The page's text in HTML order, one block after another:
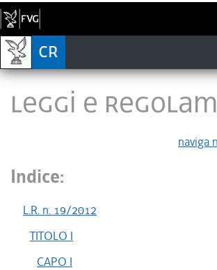
LEGGI E
naviga
Indice:
L.R. n. 19/2012
TITOLO I
CAPO I